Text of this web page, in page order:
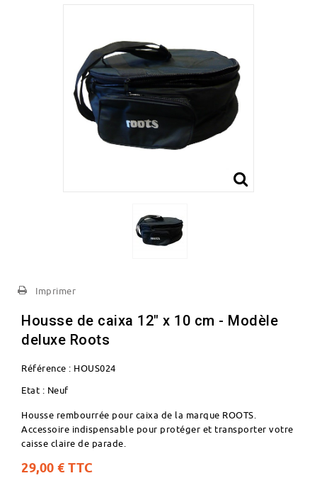
Imprimer
Housse de caixa 12" x 10 cm - Modèle
deluxe Roots
Référence : HOUS024
Etat : Neuf
Housse rembourrée pour caixa de la marque ROOTS.
Accessoire indispensable pour protéger et transporter votre
caisse claire de parade.
29,00 € TTC